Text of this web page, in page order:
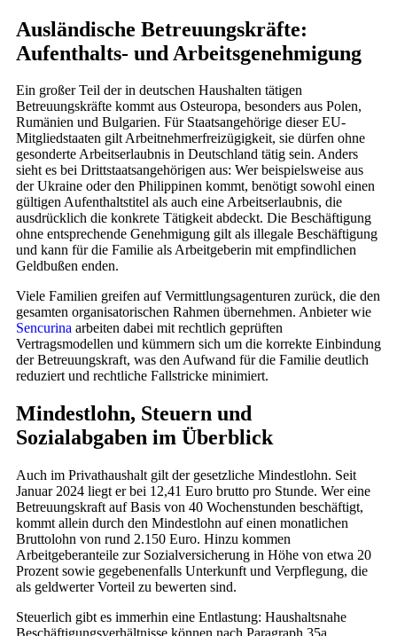
Ausländische Betreuungskräfte:
Aufenthalts- und Arbeitsgenehmigung
Ein großer Teil der in deutschen Haushalten tätigen
Betreuungskräfte kommt aus Osteuropa, besonders aus Polen,
Rumänien und Bulgarien. Für Staatsangehörige dieser EU-
Mitgliedstaaten gilt Arbeitnehmerfreizügigkeit, sie dürfen ohne
gesonderte Arbeitserlaubnis in Deutschland tätig sein. Anders
sieht es bei Drittstaatsangehörigen aus: Wer beispielsweise aus
der Ukraine oder den Philippinen kommt, benötigt sowohl einen
gültigen Aufenthaltstitel als auch eine Arbeitserlaubnis, die
ausdrücklich die konkrete Tätigkeit abdeckt. Die Beschäftigung
ohne entsprechende Genehmigung gilt als illegale Beschäftigung
und kann für die Familie als Arbeitgeberin mit empfindlichen
Geldbußen enden.
Viele Familien greifen auf Vermittlungsagenturen zurück, die den
gesamten organisatorischen Rahmen übernehmen. Anbieter wie
Sencurina arbeiten dabei mit rechtlich geprüften
Vertragsmodellen und kümmern sich um die korrekte Einbindung
der Betreuungskraft, was den Aufwand für die Familie deutlich
reduziert und rechtliche Fallstricke minimiert.
Mindestlohn, Steuern und
Sozialabgaben im Überblick
Auch im Privathaushalt gilt der gesetzliche Mindestlohn. Seit
Januar 2024 liegt er bei 12,41 Euro brutto pro Stunde. Wer eine
Betreuungskraft auf Basis von 40 Wochenstunden beschäftigt,
kommt allein durch den Mindestlohn auf einen monatlichen
Bruttolohn von rund 2.150 Euro. Hinzu kommen
Arbeitgeberanteile zur Sozialversicherung in Höhe von etwa 20
Prozent sowie gegebenenfalls Unterkunft und Verpflegung, die
als geldwerter Vorteil zu bewerten sind.
Steuerlich gibt es immerhin eine Entlastung: Haushaltsnahe